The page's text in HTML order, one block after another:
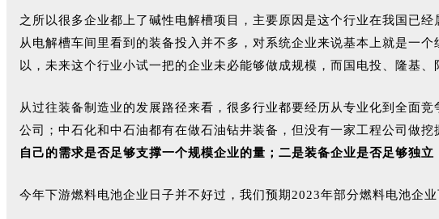
之所以很多企业都上了碱性电解槽项目，主要原因是这个行业在我国已经
从电解槽车间里看到的装备投入并不多，对系统企业来说基本上就是一
以，未来这个行业小试一把的企业未必能够做成规模，而国电投、隆基
从过往装备制造业的发展路径来看，很多行业都要经历从专业化到全面
公司；中石化和中石油都有在做石油钻井装备，但没有一家工程公司做
自己的需求是否足够支撑一个规模企业的量；二是装备企业是否足够独
今年下游燃料电池企业日子并不好过，我们预期2023年部分燃料电池企业